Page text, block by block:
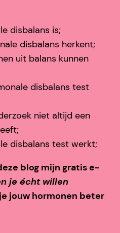
disbalans is;
disbalans herkent;
uit balans kunnen
disbalans test
niet altijd een
disbalans test werkt;
blog mijn gratis e-
je écht willen
jouw hormonen beter